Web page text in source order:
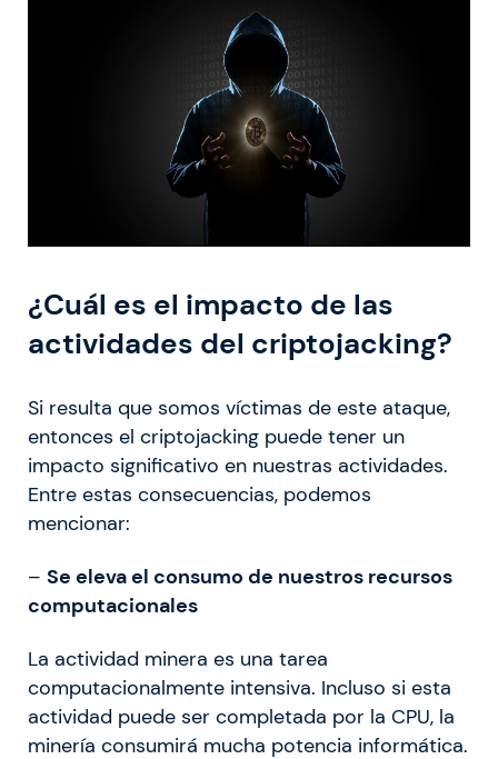
¿Cuál es el impacto de las
actividades del criptojacking?
Si resulta que somos víctimas de este ataque,
entonces el criptojacking puede tener un
impacto significativo en nuestras actividades.
Entre estas consecuencias, podemos
mencionar:
– Se eleva el consumo de nuestros recursos
computacionales
La actividad minera es una tarea
computacionalmente intensiva. Incluso si esta
actividad puede ser completada por la CPU, la
minería consumirá mucha potencia informática.